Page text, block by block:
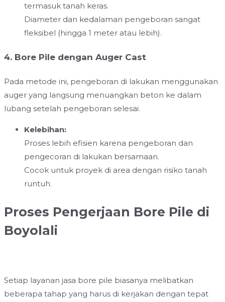
termasuk tanah keras.
Diameter dan kedalaman pengeboran sangat
fleksibel (hingga 1 meter atau lebih).
4. Bore Pile dengan Auger Cast
Pada metode ini, pengeboran di lakukan menggunakan
auger yang langsung menuangkan beton ke dalam
lubang setelah pengeboran selesai.
Kelebihan:
Proses lebih efisien karena pengeboran dan
pengecoran di lakukan bersamaan.
Cocok untuk proyek di area dengan risiko tanah
runtuh.
Proses Pengerjaan Bore Pile di
Boyolali
Setiap layanan jasa bore pile biasanya melibatkan
beberapa tahap yang harus di kerjakan dengan tepat